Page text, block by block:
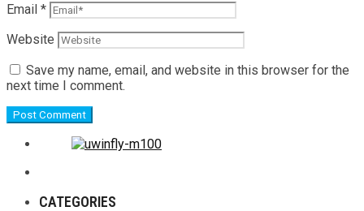
Email *
Website
Save my name, email, and website in this browser for the
next time I comment.
CATEGORIES